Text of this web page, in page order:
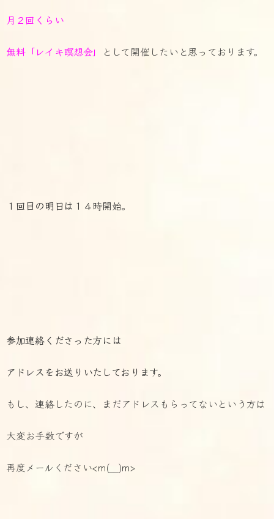
月２回くらい
無料「レイキ瞑想会」 として開催したいと思っております。
１回目の明日は１４時開始。
参加連絡くださった方には
アドレスをお送りいたしております。
もし、連絡したのに、まだアドレスもらってないという方は
大変お手数ですが
再度メールください<m(__)m>